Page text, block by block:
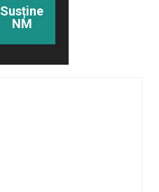
Susține
NM